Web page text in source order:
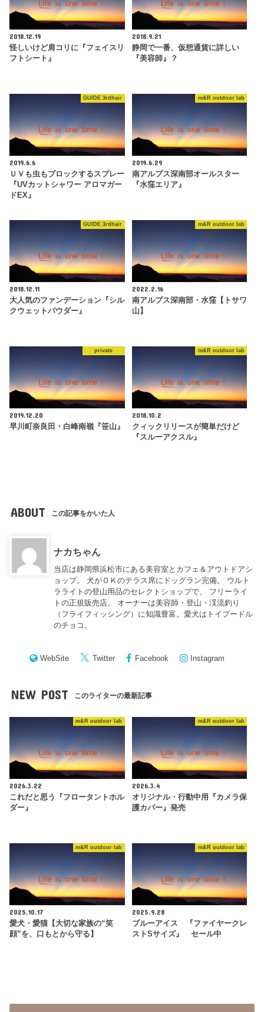
2018.12.19
怪しいけど肩コリに『フェイスリ
フトシート』
2018.9.21
静岡で一番、仮想通貨に詳しい
『美容師』？
GUIDE 3rdhair
2019.6.6
ＵＶも虫もブロックするスプレー
『UVカットシャワー アロマガー
ドEX』
m&R outdoor lab
2019.6.29
南アルプス深南部オールスター
『水窪エリア』
GUIDE 3rdhair
2018.12.11
大人気のファンデーション『シル
クウェットパウダー』
m&R outdoor lab
2022.2.16
南アルプス深南部・水窪【トサワ
山】
private
2019.12.20
早川町奈良田・白峰南嶺『笹山』
m&R outdoor lab
2018.10.2
クィックリリースが簡単だけど
『スルーアクスル』
ABOUT この記事をかいた人
ナカちゃん
当店は静岡県浜松市にある美容室とカフェ＆アウトドアシ
ョップ。 犬がＯＫのテラス席にドッグラン完備。 ウルト
ラライトの登山用品のセレクトショップで、 フリーライ
トの正規販売店。 オーナーは美容師・登山・渓流釣り
（フライフィッシング）に知識豊富。愛犬はトイプードル
のチョコ。
WebSite Twitter Facebook Instagram
NEW POST このライターの最新記事
m&R outdoor lab
2026.3.22
これだと思う『フロータントホル
ダー』
m&R outdoor lab
2026.3.4
オリジナル・行動中用『カメラ保
護カバー』発売
m&R outdoor lab
2025.10.17
愛犬・愛猫【大切な家族の“笑
顔”を、口もとから守る】
m&R outdoor lab
2025.9.28
ブルーアイス 『ファイヤークレ
ストSサイズ』 セール中